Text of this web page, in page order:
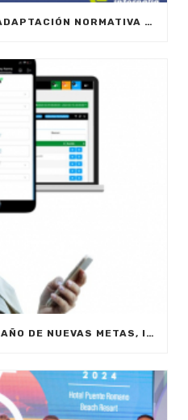
JORNADA MOBILE DAY: ADAPTACIÓN NORMATIVA 2025 – OPTIMIZA LA GESTIÓN DE EQUIPOS EN MOVILIDAD
¡BIENVENIDOS AL 2025: AÑO DE NUEVAS METAS, INNOVACIÓN Y PRODUCTIVIDAD!